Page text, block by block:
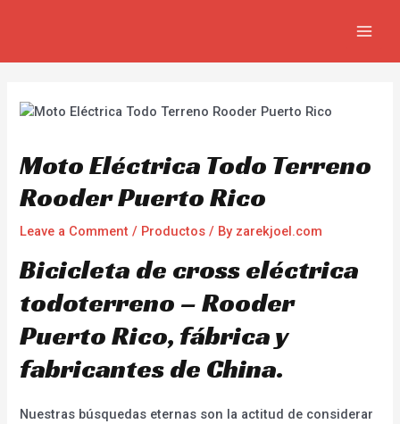
Moto Eléctrica Todo Terreno
Rooder Puerto Rico
Leave a Comment / Productos / By zarekjoel.com
Bicicleta de cross eléctrica
todoterreno – Rooder
Puerto Rico, fábrica y
fabricantes de China.
Nuestras búsquedas eternas son la actitud de considerar